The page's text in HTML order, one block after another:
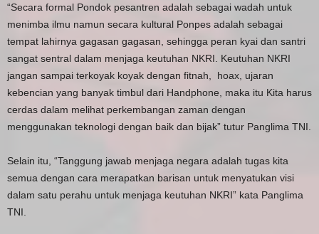
“Secara formal Pondok pesantren adalah sebagai wadah untuk
menimba ilmu namun secara kultural Ponpes adalah sebagai
tempat lahirnya gagasan gagasan, sehingga peran kyai dan santri
sangat sentral dalam menjaga keutuhan NKRI. Keutuhan NKRI
jangan sampai terkoyak koyak dengan fitnah, hoax, ujaran
kebencian yang banyak timbul dari Handphone, maka itu Kita harus
cerdas dalam melihat perkembangan zaman dengan
menggunakan teknologi dengan baik dan bijak” tutur Panglima TNI.
Selain itu, “Tanggung jawab menjaga negara adalah tugas kita
semua dengan cara merapatkan barisan untuk menyatukan visi
dalam satu perahu untuk menjaga keutuhan NKRI” kata Panglima
TNI.